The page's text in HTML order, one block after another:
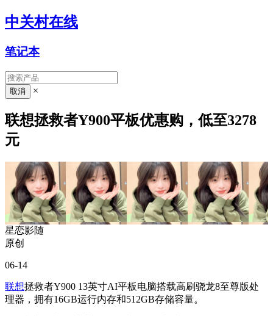
中关村在线
笔记本
×
联想拯救者Y900平板优惠购，低至3278
元
星恋影随
原创
06-14
联想拯救者Y900 13英寸AI平板电脑搭载高刷骁龙8至尊版处
理器，拥有16GB运行内存和512GB存储容量。